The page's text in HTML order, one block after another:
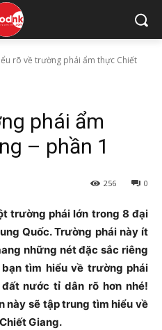
rõ về trường phái ẩm thực Chiết
phái ẩm
– phần 1
0
256
trường phái lớn trong 8 đại
Quốc. Trường phái này ít
những nét đặc sắc riêng
tìm hiểu về trường phái
nước tỉ dân rõ hơn nhé!
này sẽ tập trung tìm hiểu về
Giang.